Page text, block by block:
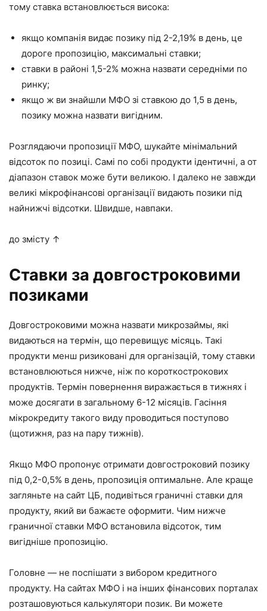
тому ставка встановлюється висока:
якщо компанія видає позику під 2-2,19% в день, це
дороге пропозицію, максимальні ставки;
ставки в районі 1,5-2% можна назвати середніми по
ринку;
якщо ж ви знайшли МФО зі ставкою до 1,5 в день,
позику можна назвати вигідним.
Розглядаючи пропозиції МФО, шукайте мінімальний
відсоток по позиці. Самі по собі продукти ідентичні, а от
діапазон ставок може бути великою. І далеко не завжди
великі мікрофінансові організації видають позики під
найнижчі відсотки. Швидше, навпаки.
до змісту ↑
Ставки за довгостроковими
позиками
Довгостроковими можна назвати микрозаймы, які
видаються на термін, що перевищує місяць. Такі
продукти менш ризиковані для організацій, тому ставки
встановлюються нижче, ніж по короткострокових
продуктів. Термін повернення виражається в тижнях і
може досягати в загальному 6-12 місяців. Гасіння
мікрокредиту такого виду проводиться поступово
(щотижня, раз на пару тижнів).
Якщо МФО пропонує отримати довгостроковий позику
під 0,2-0,5% в день, пропозиція оптимальне. Але краще
загляньте на сайт ЦБ, подивіться граничні ставки для
продукту, який ви бажаєте оформити. Чим нижче
граничної ставки МФО встановила відсоток, тим
вигідніше пропозицію.
Головне — не поспішати з вибором кредитного
продукту. На сайтах МФО і на інших фінансових порталах
розташовуються калькулятори позик. Ви можете